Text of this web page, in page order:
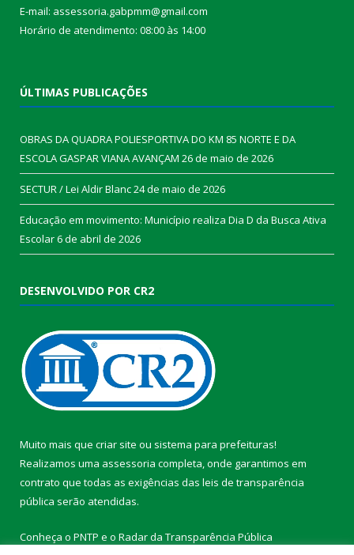
E-mail: assessoria.gabpmm@gmail.com
Horário de atendimento: 08:00 às 14:00
ÚLTIMAS PUBLICAÇÕES
OBRAS DA QUADRA POLIESPORTIVA DO KM 85 NORTE E DA
ESCOLA GASPAR VIANA AVANÇAM 26 de maio de 2026
SECTUR / Lei Aldir Blanc24 de maio de 2026
Educação em movimento: Município realiza Dia D da Busca Ativa
Escolar6 de abril de 2026
DESENVOLVIDO POR CR2
Muito mais que criar site ou sistema para prefeituras!
Realizamos uma assessoria completa, onde garantimos em
contrato que todas as exigências das leis de transparência
pública serão atendidas.
Conheça o PNTP e o Radar da Transparência Pública